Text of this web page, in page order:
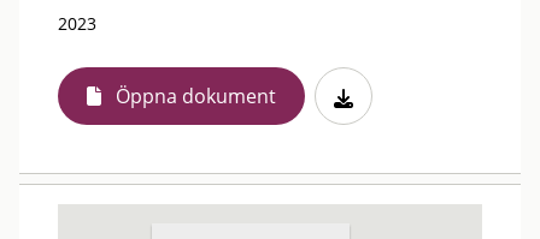
2023
Öppna dokument